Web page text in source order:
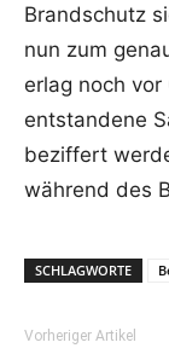
Brandschutz
nun zum
erlag noch
entstandene
beziffert
während des
SCHLAGWORTE
Vorheriger Artikel